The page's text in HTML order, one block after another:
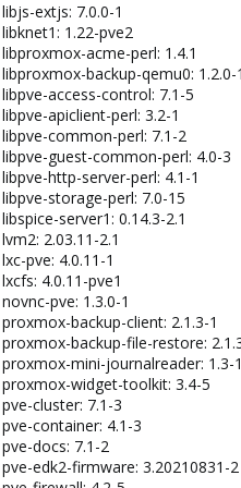
libjs-extjs: 7.0.0-1
libknet1: 1.22-pve2
libproxmox-acme-perl: 1.4.1
libproxmox-backup-qemu0: 1.2.0-1
libpve-access-control: 7.1-5
libpve-apiclient-perl: 3.2-1
libpve-common-perl: 7.1-2
libpve-guest-common-perl: 4.0-3
libpve-http-server-perl: 4.1-1
libpve-storage-perl: 7.0-15
libspice-server1: 0.14.3-2.1
lvm2: 2.03.11-2.1
lxc-pve: 4.0.11-1
lxcfs: 4.0.11-pve1
novnc-pve: 1.3.0-1
proxmox-backup-client: 2.1.3-1
proxmox-backup-file-restore:
proxmox-mini-journalreader: 1.3-1
proxmox-widget-toolkit: 3.4-5
pve-cluster: 7.1-3
pve-container: 4.1-3
pve-docs: 7.1-2
pve-edk2-firmware: 3.20210831-2